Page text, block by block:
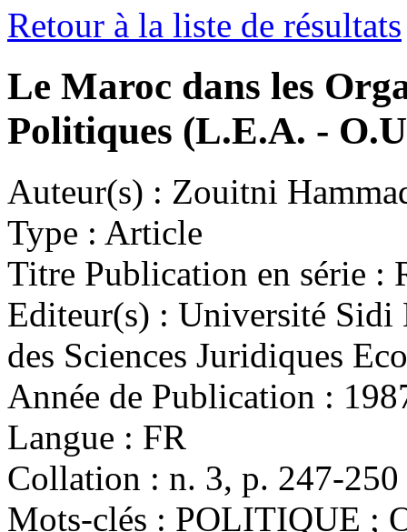
Retour à la liste de résultats
Le Maroc dans les
Politiques (L.E.A. -
Auteur(s) : Zouitni
Type : Article
Titre Publication en série :
Editeur(s) : Université Sidi
des Sciences Juridiques
Année de Publication :
Langue : FR
Collation : n. 3, p. 247-250
Mots-clés : POLITIQUE ;